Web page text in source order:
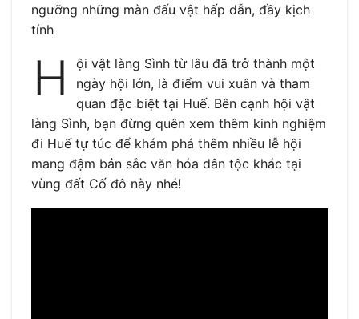
ngưỡng những màn đấu vật hấp dẫn, đầy kịch
tính
H
ội vật làng Sình từ lâu đã trở thành một
ngày hội lớn, là điểm vui xuân và tham
quan đặc biệt tại Huế. Bên cạnh hội vật
làng Sình, bạn đừng quên xem thêm kinh nghiệm
đi Huế tự túc để khám phá thêm nhiều lễ hội
mang đậm bản sắc văn hóa dân tộc khác tại
vùng đất Cố đô này nhé!